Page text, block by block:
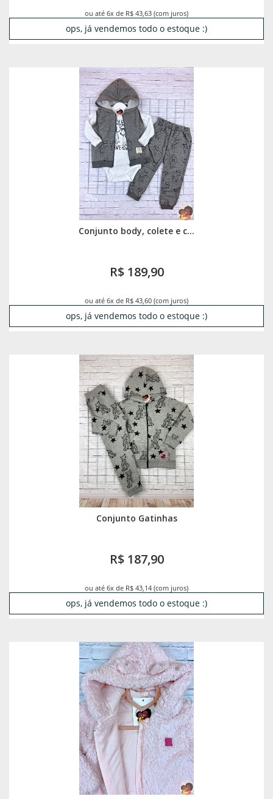
ou até 6x de R$ 43,63 (com juros)
ops, já vendemos todo o estoque :)
Conjunto body, colete e c...
R$ 189,90
ou até 6x de R$ 43,60 (com juros)
ops, já vendemos todo o estoque :)
Conjunto Gatinhas
R$ 187,90
ou até 6x de R$ 43,14 (com juros)
ops, já vendemos todo o estoque :)